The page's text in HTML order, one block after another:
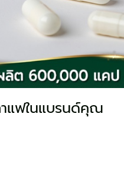
แฟในแบรนด์คุณ